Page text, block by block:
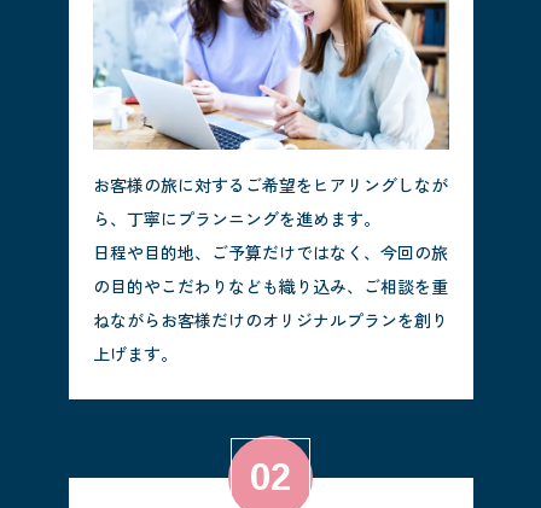
お客様の旅に対するご希望をヒアリングしなが
ら、丁寧にプランニングを進めます。
日程や目的地、ご予算だけではなく、今回の旅
の目的やこだわりなども織り込み、ご相談を重
ねながらお客様だけのオリジナルプランを創り
上げます。